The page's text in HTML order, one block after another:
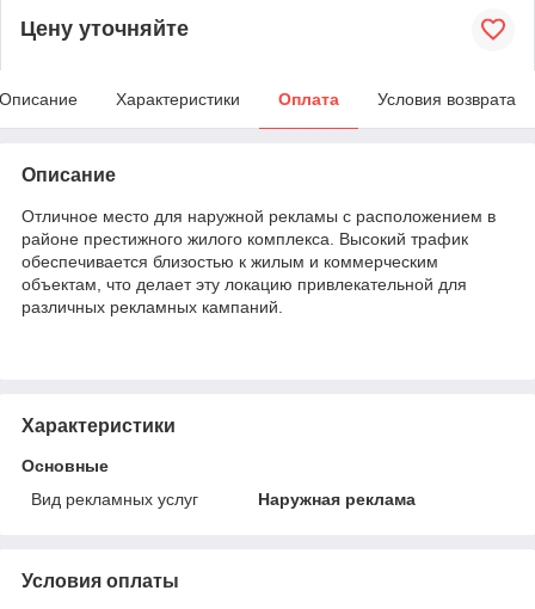
Цену уточняйте
Описание Характеристики Оплата Условия возврата
Описание
Отличное место для наружной рекламы с расположением в
районе престижного жилого комплекса. Высокий трафик
обеспечивается близостью к жилым и коммерческим
объектам, что делает эту локацию привлекательной для
различных рекламных кампаний.
Характеристики
Основные
Вид рекламных услуг
Наружная реклама
Условия оплаты